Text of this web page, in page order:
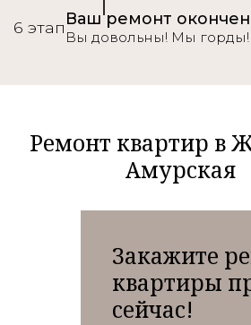
6 этапВаш ремонт окончен
Вы довольны! Мы горды!
Ремонт квартир в
Амурская
Закажите
квартиры
сейчас!